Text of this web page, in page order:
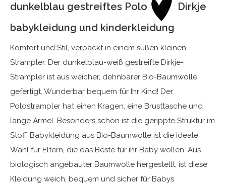
dunkelblau gestreiftes Polo
Dirkje
babykleidung und kinderkleidung
Komfort und Stil, verpackt in einem süßen kleinen
Strampler. Der dunkelblau-weiß gestreifte Dirkje-
Strampler ist aus weicher, dehnbarer Bio-Baumwolle
gefertigt. Wunderbar bequem für Ihr Kind! Der
Polostrampler hat einen Kragen, eine Brusttasche und
lange Ärmel. Besonders schön ist die gerippte Struktur im
Stoff. Babykleidung aus Bio-Baumwolle ist die ideale
Wahl für Eltern, die das Beste für ihr Baby wollen. Aus
biologisch angebauter Baumwolle hergestellt, ist diese
Kleidung weich, bequem und sicher für Babys